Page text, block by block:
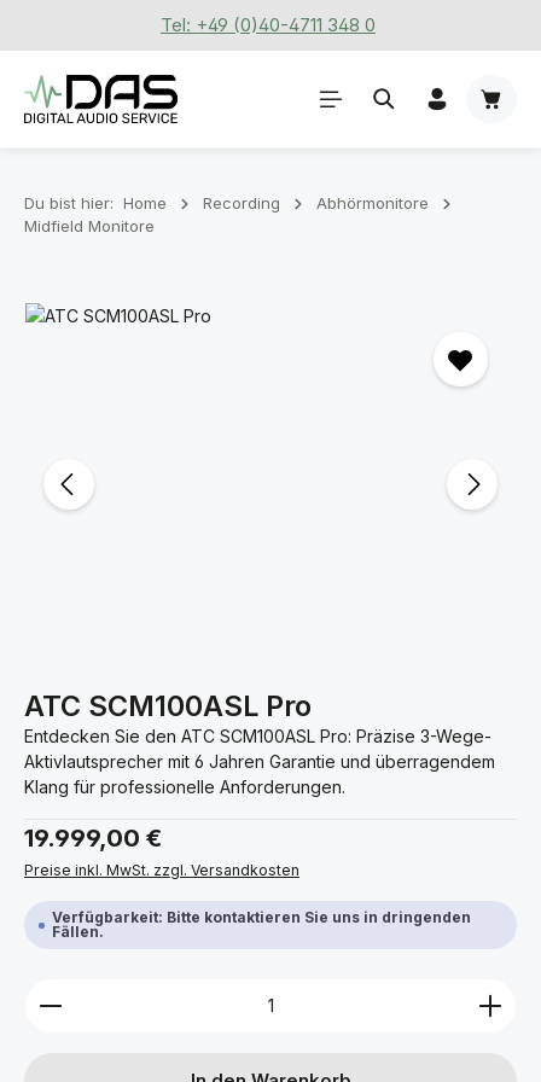
Zum Hauptinhalt springenTel: +49 (0)40-4711 348 0
Du bist hier: Home Recording
Abhörmonitore
Midfield Monitore
Bildergalerie überspringen
ATC SCM100ASL Pro
Entdecken Sie den ATC SCM100ASL Pro: Präzise 3-Wege-
Aktivlautsprecher mit 6 Jahren Garantie und überragendem
Klang für professionelle Anforderungen.
Regulärer Preis:
19.999,00 €
Preise inkl. MwSt. zzgl. Versandkosten
Verfügbarkeit: Bitte kontaktieren Sie uns in dringenden
Fällen.
Produkt Anzahl: Gib den gewünschten Wert ein